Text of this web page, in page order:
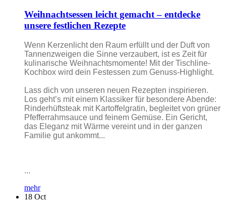
Weihnachtsessen leicht gemacht – entdecke
unsere festlichen Rezepte
Wenn Kerzenlicht den Raum erfüllt und der Duft von
Tannenzweigen die Sinne verzaubert, ist es Zeit für
kulinarische Weihnachtsmomente! Mit der Tischline-
Kochbox wird dein Festessen zum Genuss-Highlight.
Lass dich von unseren neuen Rezepten inspirieren.
Los geht’s mit einem Klassiker für besondere Abende:
Rinderhüftsteak mit Kartoffelgratin, begleitet von grüner
Pfefferrahmsauce und feinem Gemüse. Ein Gericht,
das Eleganz mit Wärme vereint und in der ganzen
Familie gut ankommt...
...
mehr
18 Oct